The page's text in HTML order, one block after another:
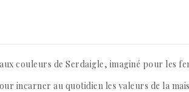
couleurs de Serdaigle, imaginé pour les
incarner au quotidien les valeurs de la